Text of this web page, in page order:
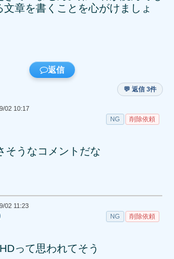
章を書くことを心がけましょ
返信
💬 返信 3件
02 10:17
NG 削除依頼
そうなコメントだな
02 11:23
NG 削除依頼
って思われてそう